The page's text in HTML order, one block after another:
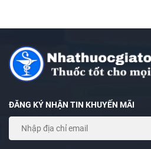
ĐĂNG KÝ NHẬN TIN KHUYẾN MÃI